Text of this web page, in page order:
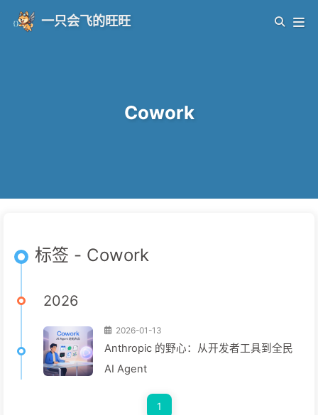
一只会飞的旺旺
Cowork
标签 - Cowork
2026
2026-01-13
Anthropic 的野心：从开发者工具到全民
AI Agent
1